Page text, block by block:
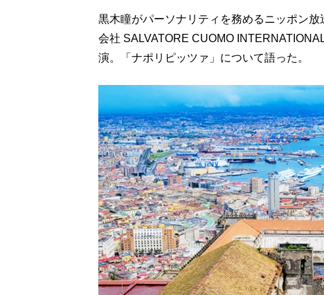
黒木瞳がパーソナリティを務めるニッポン
会社 SALVATORE CUOMO
演。「ナポリピッツァ」について語った。